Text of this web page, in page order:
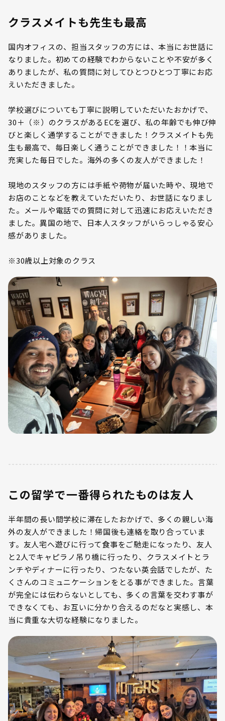
クラスメイトも先生も最高
国内オフィスの、担当スタッフの方には、本当にお世話に
なりました。初めての経験でわからないことや不安が多く
ありましたが、私の質問に対してひとつひとつ丁寧にお応
えいただきました。
学校選びについても丁寧に説明していただいたおかげで、
30＋（※）のクラスがあるECを選び、私の年齢でも伸び伸
びと楽しく通学することができました！クラスメイトも先
生も最高で、毎日楽しく通うことができました！！本当に
充実した毎日でした。海外の多くの友人ができました！
現地のスタッフの方には手紙や荷物が届いた時や、現地で
お店のことなどを教えていただいたり、お世話になりまし
た。メールや電話での質問に対して迅速にお応えいただき
ました。異国の地で、日本人スタッフがいらっしゃる安心
感がありました。
※30歳以上対象のクラス
この留学で一番得られたものは友人
半年間の長い間学校に滞在したおかげで、多くの親しい海
外の友人ができました！帰国後も連絡を取り合っていま
す。友人宅へ遊びに行って食事をご馳走になったり、友人
と2人でキャピラノ吊り橋に行ったり、クラスメイトとラ
ンチやディナーに行ったり、つたない英会話でしたが、た
くさんのコミュニケーションをとる事ができました。言葉
が完全には伝わらないとしても、多くの言葉を交わす事が
できなくても、お互いに分かり合えるのだなと実感し、本
当に貴重な大切な経験になりました。